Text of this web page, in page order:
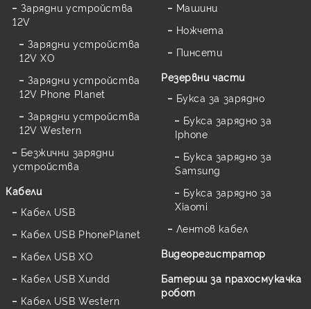
Зарядни устройства
12V
Зарядни устройства
12V XO
Зарядни устройства
12V Phone Planet
Зарядни устройства
12V Western
Безжични зарядни
устройства
Кабели
Кабел USB
Кабел USB PhonePlanet
Кабел USB XO
Кабел USB Xundd
Кабел USB Western
Машини
Ножчета
Пинсети
Резервни части
Букса за зарядно
Букса зарядно за
Iphone
Букса зарядно за
Samsung
Букса зарядно за
Xiaomi
Лентов кабел
Видеорегистратор
Батерии за прахосмукачка
робот